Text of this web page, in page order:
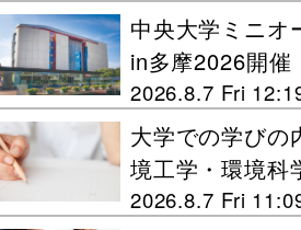
中央大学ミニオ
in多摩2026開催
2026.8.7 Fri
大学での学び
境工学・環境科
2026.8.7 Fri